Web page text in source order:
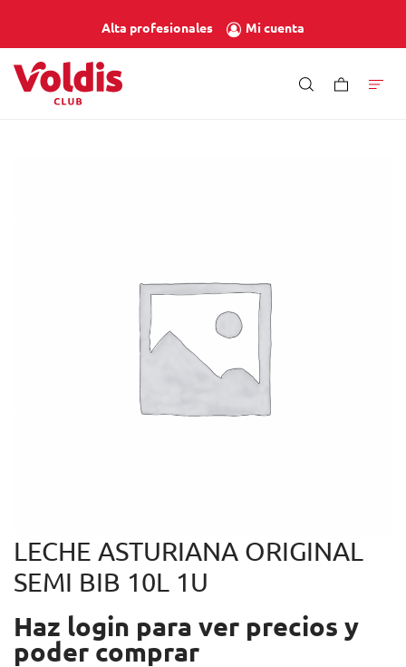
Alta profesionales Mi cuenta
LECHE ASTURIANA ORIGINAL
SEMI BIB 10L 1U
Haz login para ver precios y
poder comprar